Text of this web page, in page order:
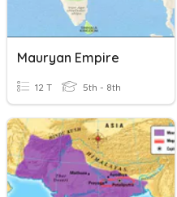
Mauryan Empire
12 T 5th - 8th